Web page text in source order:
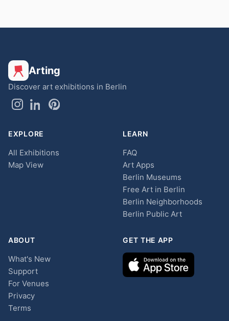
Arting
Discover art exhibitions in Berlin
EXPLORE
All Exhibitions
Map View
LEARN
FAQ
Art Apps
Berlin Museums
Free Art in Berlin
Berlin Neighborhoods
Berlin Public Art
ABOUT
What's New
Support
For Venues
Privacy
Terms
GET THE APP